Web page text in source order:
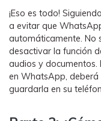
¡Eso es todo!
a evitar que
automáticamente. No
desactivar la función
audios y documentos.
en WhatsApp,
guardarla en su